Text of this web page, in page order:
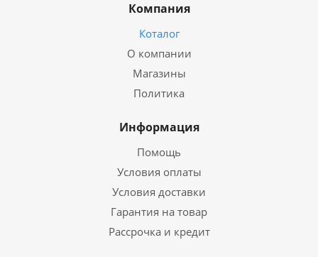
Компания
Коталог
О компании
Магазины
Политика
Информация
Помощь
Условия оплаты
Условия доставки
Гарантия на товар
Рассрочка и кредит